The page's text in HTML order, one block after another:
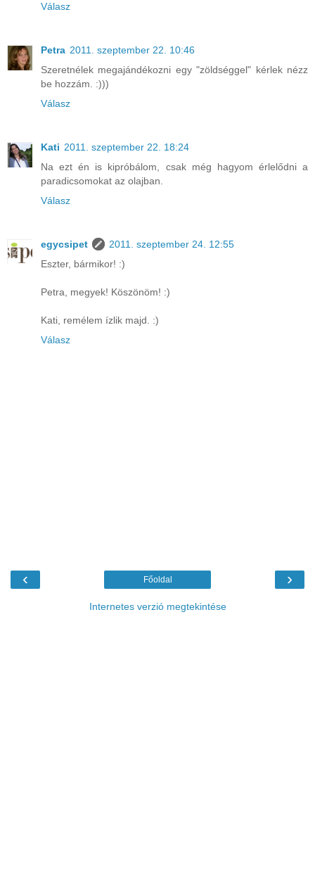
Válasz
Petra 2011. szeptember 22. 10:46
Szeretnélek megajándékozni egy "zöldséggel" kérlek nézz
be hozzám. :)))
Válasz
Kati 2011. szeptember 22. 18:24
Na ezt én is kipróbálom, csak még hagyom érlelődni a
paradicsomokat az olajban.
Válasz
egycsipet
2011. szeptember 24. 12:55
Eszter, bármikor! :)
Petra, megyek! Köszönöm! :)
Kati, remélem ízlik majd. :)
Válasz
‹ ›
Főoldal
Internetes verzió megtekintése